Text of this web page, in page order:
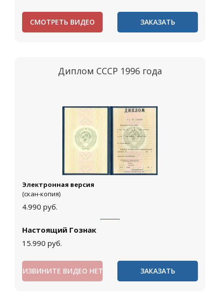
СМОТРЕТЬ ВИДЕО ЗАКАЗАТЬ
Диплом СССР 1996 года
Электронная версия
(скан-копия)
4.990 руб.
Настоящий Гознак
15.990 руб.
ИЗВИНИТЕ ВИДЕО НЕТ ЗАКАЗАТЬ